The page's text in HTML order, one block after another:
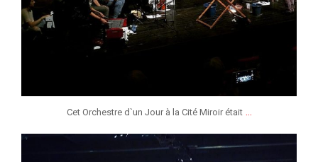
Cet Orchestre d`un Jour à la Cité Miroir était ...
jeunessesmusicaleslg